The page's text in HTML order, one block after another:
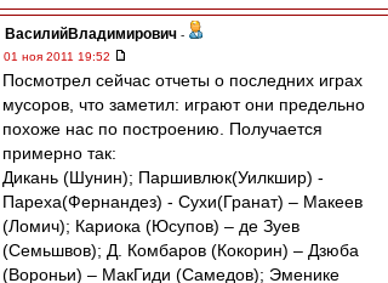
ВасилийВладимирович -
01 ноя 2011 19:52
Посмотрел сейчас отчеты о последних играх
мусоров, что заметил: играют они предельно
похоже нас по построению. Получается
примерно так:
Дикань (Шунин); Паршивлюк(Уилкшир) -
Пареха(Фернандез) - Сухи(Гранат) – Макеев
(Ломич); Кариока (Юсупов) – де Зуев
(Семьшвов); Д. Комбаров (Кокорин) – Дзюба
(Вороньи) – МакГиди (Самедов); Эменике